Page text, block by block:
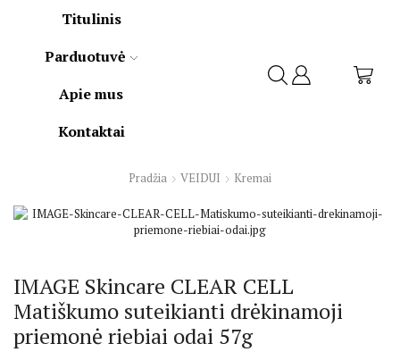
Titulinis
Parduotuvė
Apie mus
Kontaktai
Pradžia VEIDUI Kremai
IMAGE Skincare CLEAR CELL
Matiškumo suteikianti drėkinamoji
priemonė riebiai odai 57g